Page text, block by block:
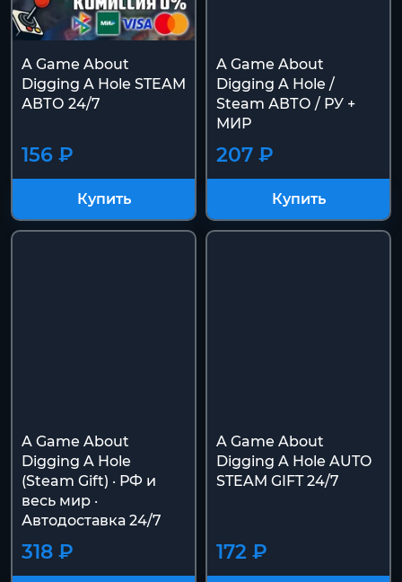
A Game About
Digging A Hole STEAM
АВТО 24/7
156 ₽
Купить
A Game About
Digging A Hole /
Steam АВТО / РУ +
МИР
207 ₽
Купить
A Game About
Digging A Hole
(Steam Gift) · РФ и
весь мир ·
Автодоставка 24/7
318 ₽
A Game About
Digging A Hole AUTO
STEAM GIFT 24/7
172 ₽